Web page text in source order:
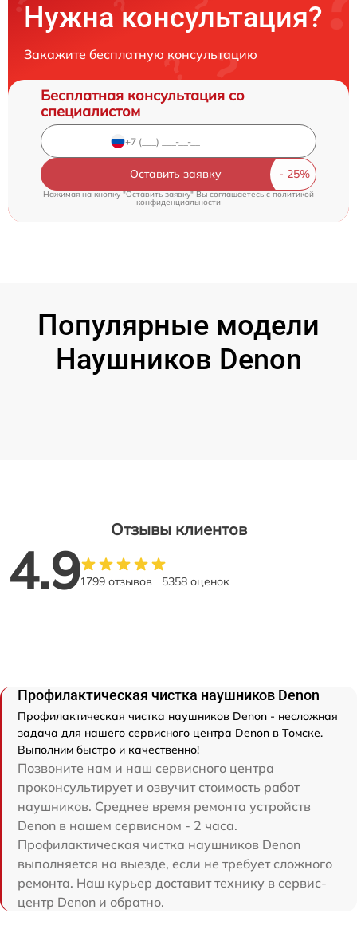
Нужна консультация?
Закажите бесплатную консультацию
Бесплатная консультация со
специалистом
Оставить заявку
Нажимая на кнопку "Оставить заявку" Вы соглашаетесь c политикой
конфиденциальности
Популярные модели
Наушников Denon
Отзывы клиентов
4.91799 отзывов 5358 оценок
Профилактическая чистка наушников Denon
Профилактическая чистка наушников Denon - несложная
задача для нашего сервисного центра Denon в Томске.
Выполним быстро и качественно!
Позвоните нам и наш сервисного центра
проконсультирует и озвучит стоимость работ
наушников. Среднее время ремонта устройств
Denon в нашем сервисном - 2 часа.
Профилактическая чистка наушников Denon
выполняется на выезде, если не требует сложного
ремонта. Наш курьер доставит технику в сервис-
центр Denon и обратно.